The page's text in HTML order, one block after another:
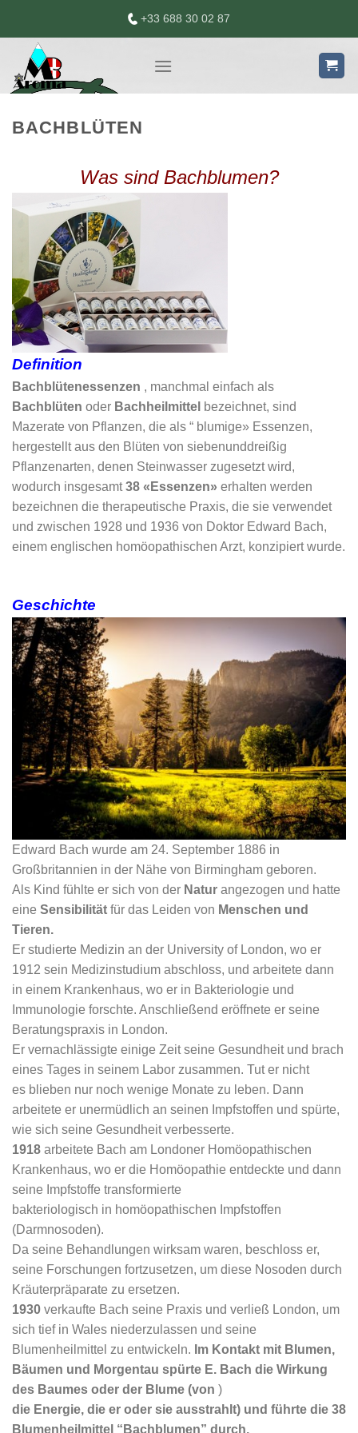
content
+33 688 30 02 87
BACHBLÜTEN
Was sind Bachblumen?
Definition
Bachblütenessenzen , manchmal einfach als
Bachblüten oder Bachheilmittel bezeichnet, sind
Mazerate von Pflanzen, die als “ blumige» Essenzen,
hergestellt aus den Blüten von siebenunddreißig
Pflanzenarten, denen Steinwasser zugesetzt wird,
wodurch insgesamt38 «Essenzen» erhalten werden
bezeichnen die therapeutische Praxis, die sie verwendet
und zwischen 1928 und 1936 von Doktor Edward Bach,
einem englischen homöopathischen Arzt, konzipiert wurde.
Geschichte
Edward Bach wurde am 24. September 1886 in
Großbritannien in der Nähe von Birmingham geboren.
Als Kind fühlte er sich von der Natur angezogen und hatte
eine Sensibilität für das Leiden von Menschen und
Tieren.
Er studierte Medizin an der University of London, wo er
1912 sein Medizinstudium abschloss, und arbeitete dann
in einem Krankenhaus, wo er in Bakteriologie und
Immunologie forschte. Anschließend eröffnete er seine
Beratungspraxis in London.
Er vernachlässigte einige Zeit seine Gesundheit und brach
eines Tages in seinem Labor zusammen. Tut er nicht
es blieben nur noch wenige Monate zu leben. Dann
arbeitete er unermüdlich an seinen Impfstoffen und spürte,
wie sich seine Gesundheit verbesserte.
1918 arbeitete Bach am Londoner Homöopathischen
Krankenhaus, wo er die Homöopathie entdeckte und dann
seine Impfstoffe transformierte
bakteriologisch in homöopathischen Impfstoffen
(Darmnosoden).
Da seine Behandlungen wirksam waren, beschloss er,
seine Forschungen fortzusetzen, um diese Nosoden durch
Kräuterpräparate zu ersetzen.
1930 verkaufte Bach seine Praxis und verließ London, um
sich tief in Wales niederzulassen und seine
Blumenheilmittel zu entwickeln. Im Kontakt mit Blumen,
Bäumen und Morgentau spürte E. Bach die Wirkung
des Baumes oder der Blume (von )
die Energie, die er oder sie ausstrahlt) und führte die 38
Blumenheilmittel “Bachblumen” durch.